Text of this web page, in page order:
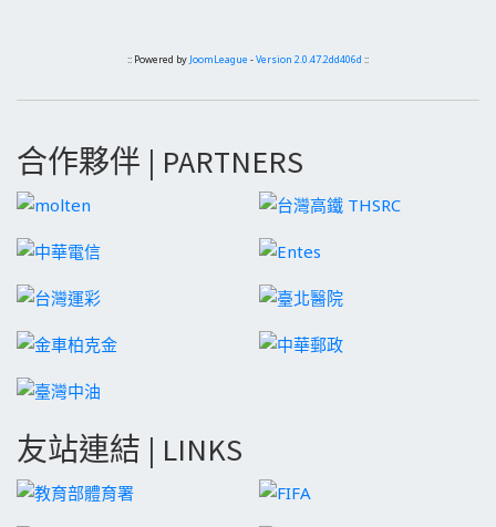
:: Powered by JoomLeague -Version 2.0.47.2dd406d ::
合作夥伴 | PARTNERS
友站連結 | LINKS